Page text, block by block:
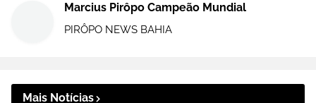
Marcius Pirôpo Campeão Mundial
PIRÔPO NEWS BAHIA
Mais Notícias